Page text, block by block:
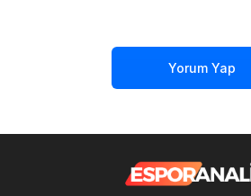
Yorum Yap